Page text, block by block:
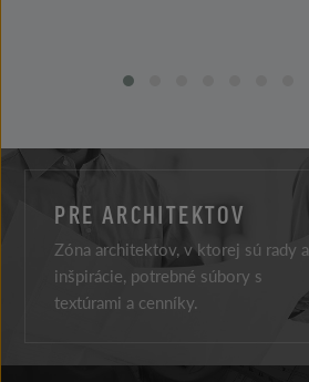
PRE ARCHITEKTOV
Zóna architektov, v ktorej sú rady a
inšpirácie, potrebné súbory s
textúrami a cenníky.